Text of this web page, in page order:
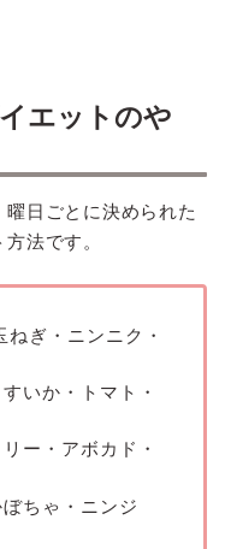
エットのや
日ごとに決められた
法です。
ぎ・ニンニク・
いか・トマト・
ー・アボカド・
ちゃ・ニンジ